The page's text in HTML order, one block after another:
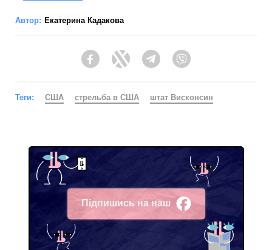
Автор: Екатерина Кадакова
FacebookTwitter Telegram
Теги: США стрельба в США штат Висконсин
Підпишись на наш
Facebook